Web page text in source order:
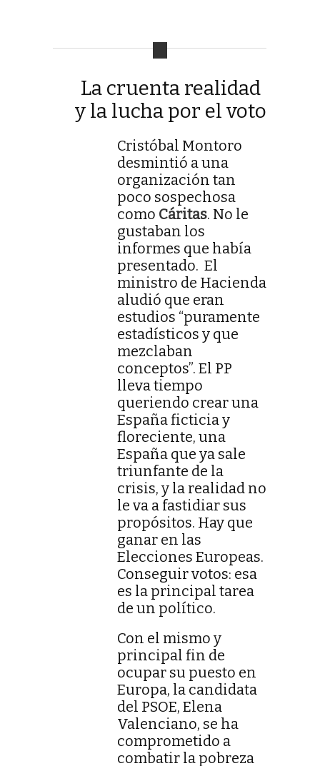
La cruenta realidad
y la lucha por el voto
Cristóbal Montoro
desmintió a una
organización tan
poco sospechosa
como Cáritas. No le
gustaban los
informes que había
presentado. El
ministro de Hacienda
aludió que eran
estudios “puramente
estadísticos y que
mezclaban
conceptos”. El PP
lleva tiempo
queriendo crear una
España ficticia y
floreciente, una
España que ya sale
triunfante de la
crisis, y la realidad no
le va a fastidiar sus
propósitos. Hay que
ganar en las
Elecciones Europeas.
Conseguir votos: esa
es la principal tarea
de un político.
Con el mismo y
principal fin de
ocupar su puesto en
Europa, la candidata
del PSOE, Elena
Valenciano, se ha
comprometido a
combatir la pobreza